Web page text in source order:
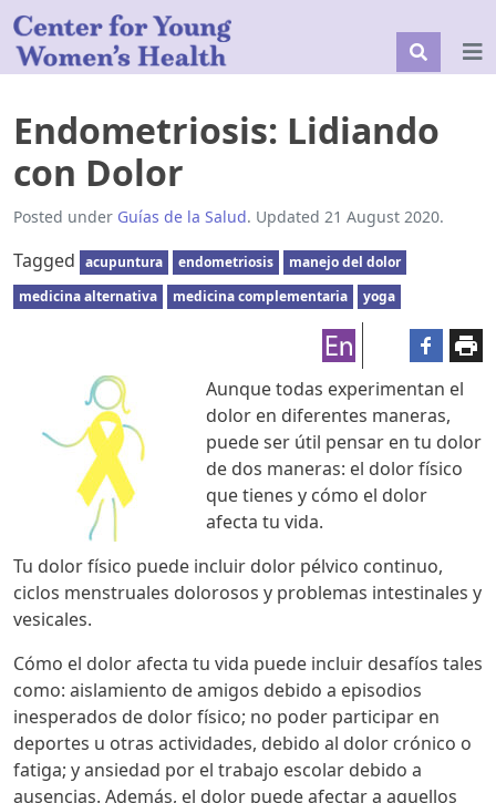
Endometriosis: Lidiando
con Dolor
Posted under Guías de la Salud. Updated 21 August 2020.
Tagged acupuntura endometriosis
manejo del dolor
medicina alternativa
medicina complementaria yoga
Aunque todas experimentan el
dolor en diferentes maneras,
puede ser útil pensar en tu dolor
de dos maneras: el dolor físico
que tienes y cómo el dolor
afecta tu vida.
Tu dolor físico puede incluir dolor pélvico continuo,
ciclos menstruales dolorosos y problemas intestinales y
vesicales.
Cómo el dolor afecta tu vida puede incluir desafíos tales
como: aislamiento de amigos debido a episodios
inesperados de dolor físico; no poder participar en
deportes u otras actividades, debido al dolor crónico o
fatiga; y ansiedad por el trabajo escolar debido a
ausencias. Además, el dolor puede afectar a aquellos